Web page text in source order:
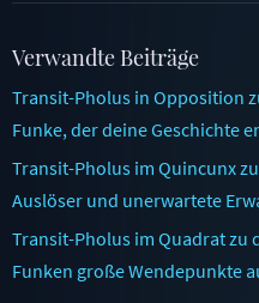
Verwandte Beiträge
Transit-Pholus in Opposition
Funke, der deine Geschichte
Transit-Pholus im Quincunx
Auslöser und unerwartete
Transit-Pholus im Quadrat zu
Funken große Wendepunkte